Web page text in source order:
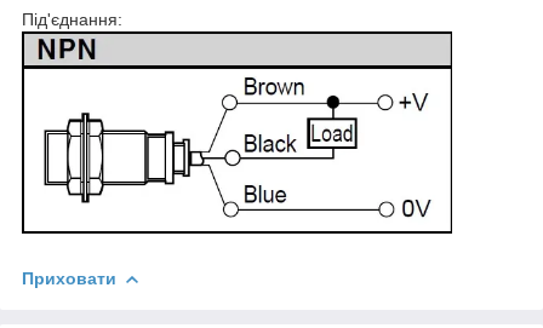
Під'єднання:
Приховати